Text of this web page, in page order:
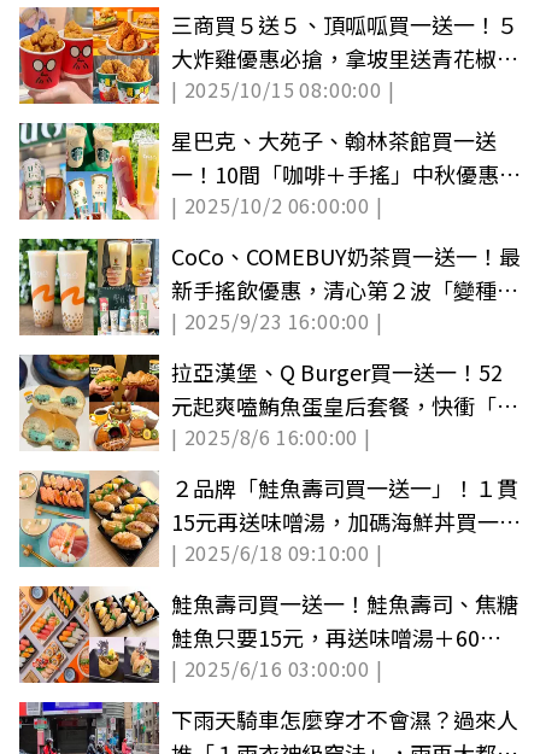
三商買５送５、頂呱呱買一送一！５
大炸雞優惠必搶，拿坡里送青花椒雞
翅
| 2025/10/15 08:00:00 |
星巴克、大苑子、翰林茶館買一送
一！10間「咖啡＋手搖」中秋優惠，
青山免費喝
| 2025/10/2 06:00:00 |
CoCo、COMEBUY奶茶買一送一！最
新手搖飲優惠，清心第２波「變種吉
娃娃」
| 2025/9/23 16:00:00 |
拉亞漢堡、Q Burger買一送一！52
元起爽嗑鮪魚蛋皇后套餐，快衝「這
分店」88折
| 2025/8/6 16:00:00 |
２品牌「鮭魚壽司買一送一」！１貫
15元再送味噌湯，加碼海鮮丼買一送
一
| 2025/6/18 09:10:00 |
鮭魚壽司買一送一！鮭魚壽司、焦糖
鮭魚只要15元，再送味噌湯＋60元
優惠券
| 2025/6/16 03:00:00 |
下雨天騎車怎麼穿才不會濕？過來人